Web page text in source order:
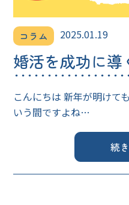
コラム 2025.01.19
婚活を成功に
こんにちは 新年が明けて
いう間ですよね…
続